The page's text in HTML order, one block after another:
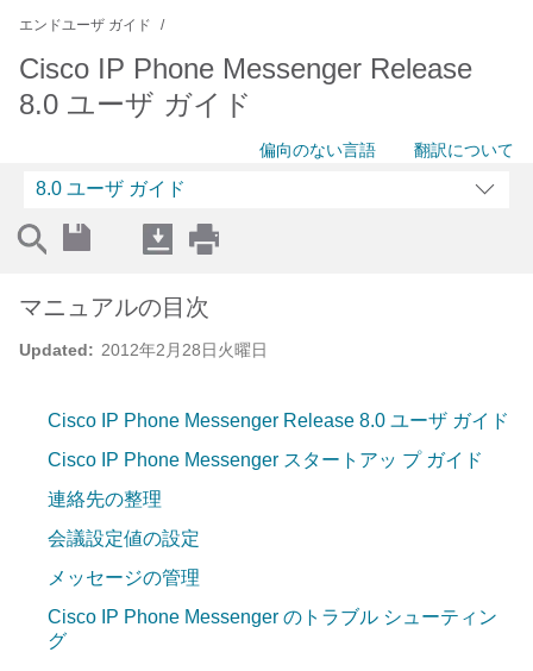
エンドユーザ ガイド
Cisco IP Phone Messenger Release
8.0 ユーザ ガイド
偏向のない言語 翻訳について
8.0 ユーザ ガイド
Updated: 2012年2月28日火曜日
マニュアルの目次
Cisco IP Phone Messenger Release 8.0 ユーザ ガイド
Cisco IP Phone Messenger スタートアッ プ ガイド
連絡先の整理
会議設定値の設定
メッセージの管理
Cisco IP Phone Messenger のトラブル シューティン
グ